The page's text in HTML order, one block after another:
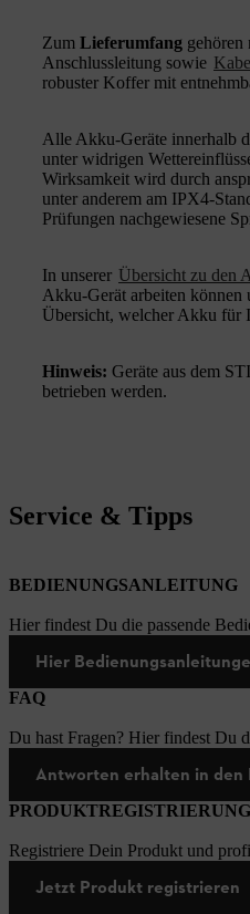
Zum Lieferumfang
Anschlussleitung sowie
robuster Koffer mit
Alle Akku-Geräte innerhalb
unter widrigen
Wirksamkeit wird durch
unter anderem am IPX4-
Prüfungen nachgewiesene
In unserer Übersicht zu den
Akku-Gerät arbeiten können
Übersicht, welcher Akku für
Hinweis: Geräte aus dem
betrieben werden.
Service & Tipps
BEDIENUNGSANLEITUNG
Hier findest Du die passende
Hier
FAQ
Du hast Fragen? Hier findest Du
Antworten erhalten in den
PRODUKTREGISTRIERUNG
Registriere Dein Produkt und
Jetzt Produkt registrieren